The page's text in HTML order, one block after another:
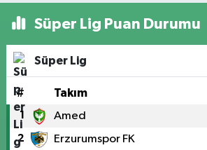
Süper Lig Puan Durumu
Süper Lig
# Takım
1 Amed
2 Erzurumspor FK